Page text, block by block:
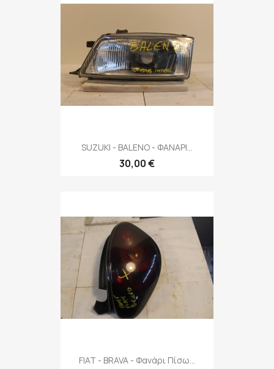
SUZUKI - BALENO - ΦΑΝΑΡΙ...
30,00 €
FIAT - BRAVA - Φανάρι Πίσω...